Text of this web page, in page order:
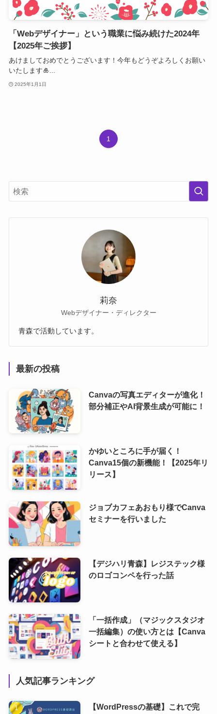
「Webデザイナー」という職業に悩み続けた2024年
【2025年ご挨拶】
あけましておめでとうございます！今年もどうぞよろしくお願い
いたします🎍...
2025年1月1日
1
莉奈
Webデザイナー・ディレクター
青森で活動しています。
最新の投稿
Canvaの写真エディターが進化！
部分補正やAI背景生成が可能に！
かゆいところに手が届く！
Canva15個の新機能！【2025年リ
リース】
ジョブカフェあおもり様でCanva
セミナーを行いました
【デジハリ青森】レジステック様
のロゴコンペを行った話
「一括作成」（マジックスタジオ
一括編集）の使い方とは【Canva
シートと合わせて使える】
人気記事ランキング
【WordPressの基礎】これで完